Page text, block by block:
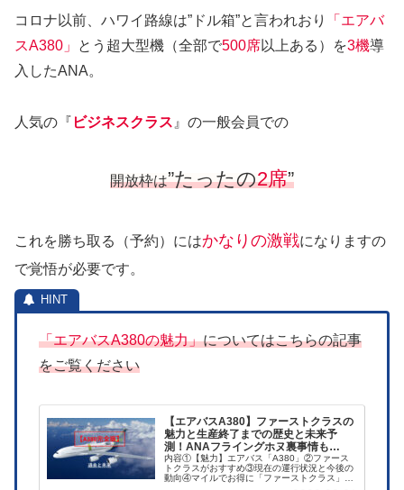
コロナ以前、ハワイ路線は”ドル箱”と言われおり
「エアバ
スA380」
とう超大型機（全部で500席以上ある）を3機導
入したANA。
人気の『 ビジネスクラス 』の一般会員での
開放枠は”たったの2席”
これを勝ち取る（予約）にはかなりの激戦になりますの
で覚悟が必要です。
「エアバスA380の魅力」についてはこちらの記事
をご覧ください
【エアバスA380】ファーストクラスの
魅力と生産終了までの歴史と未来予
測！ANAフライングホヌ裏事情も…
内容①【魅力】エアバス「A380」②ファース
トクラスがおすすめ③現在の運行状況と今後の
動向④マイルでお得に「ファーストクラス」に